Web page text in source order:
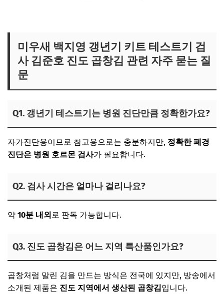
미우새 백지영 갱년기 키트 테스트기 검
사 김준호 진도 곱창김 관련 자주 묻는 질
문
Q1. 갱년기 테스트기는 병원 진단만큼 정확한가요?
자가진단용이므로 참고용으로는 충분하지만, 정확한 폐경
진단은 병원 호르몬 검사가 필요합니다.
Q2. 검사 시간은 얼마나 걸리나요?
약 10분 내외로 판독 가능합니다.
Q3. 진도 곱창김은 어느 지역 특산품인가요?
곱창처럼 말린 김을 만드는 방식은 전국에 있지만, 방송에서
소개된 제품은 진도 지역에서 생산된 곱창김입니다.